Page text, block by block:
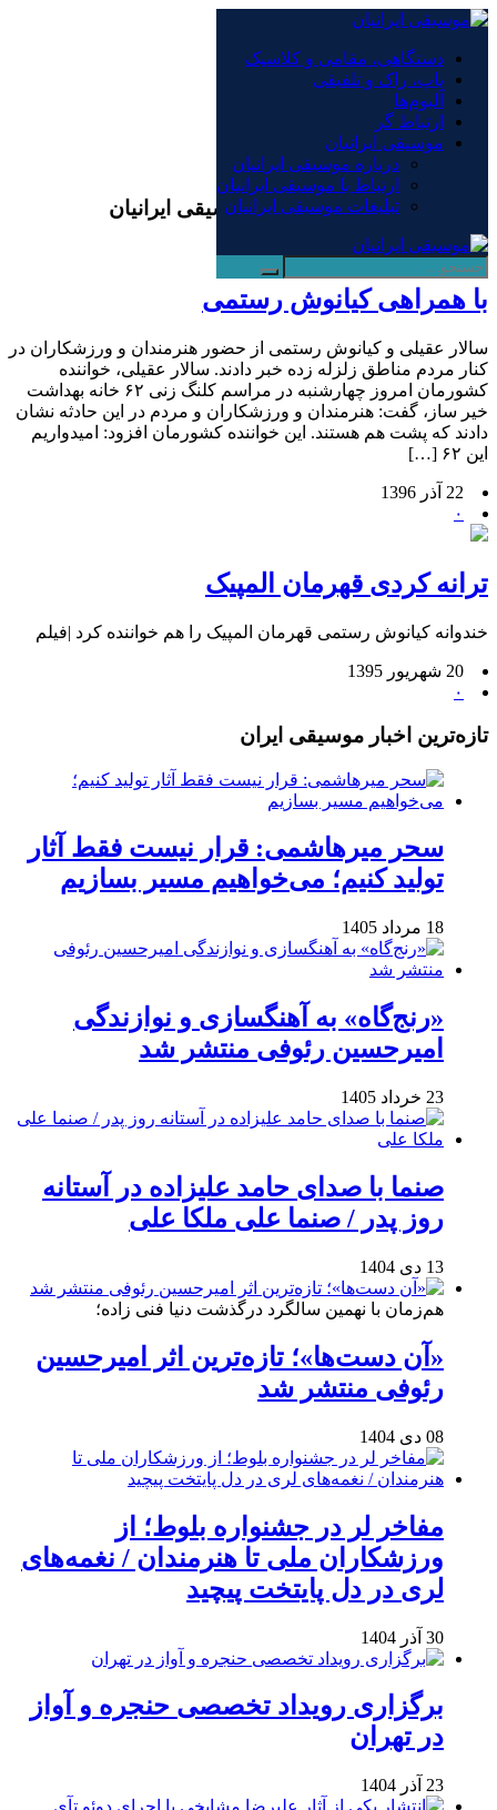
دستگاهی، مقامی و کلاسیک
پاپ، راک و تلفیقی
آلبوم‌ها
ارتباط گر
موسیقی ایرانیان
درباره موسیقی ایرانیان
ارتباط با موسیقی ایرانیان
تبلیغات موسیقی ایرانیان
×
دستگاهی، مقامی و کلاسیک
پاپ، راک و تلفیقی
آلبوم‌ها
ارتباط گر
موسیقی ایرانیان
بایگانی‌ها کیانوش رستمی - موسیقی ایرانیان
با همراهی کیانوش رستمی
سالار عقیلی و کیانوش رستمی از حضور هنرمندان و ورزشکاران در
کنار مردم مناطق زلزله زده خبر دادند. سالار عقیلی، خواننده
کشورمان امروز چهارشنبه در مراسم کلنگ زنی ۶۲ خانه بهداشت
خیر ساز، گفت: هنرمندان و ورزشکاران و مردم در این حادثه نشان
دادند که پشت هم هستند. این خواننده کشورمان افزود: امیدواریم
این ۶۲ […]
22 آذر 1396
۰
ترانه کردی قهرمان المپیک
خندوانه کیانوش رستمی قهرمان المپیک را هم خواننده کرد |فیلم
20 شهریور 1395
۰
تازه‌ترین اخبار موسیقی ایران
سحر میرهاشمی: قرار نیست فقط آثار
تولید کنیم؛ می‌خواهیم مسیر بسازیم
18 مرداد 1405
«رنج‌گاه» به آهنگسازی و نوازندگی
امیرحسین رئوفی منتشر شد
23 خرداد 1405
صنما با صدای حامد علیزاده در آستانه
روز پدر / صنما علی ملکا علی
13 دی 1404
هم‌زمان با نهمین سالگرد درگذشت دنیا فنی زاده؛
«آن دست‌ها»؛ تازه‌ترین اثر امیرحسین
رئوفی منتشر شد
08 دی 1404
مفاخر لر در جشنواره بلوط؛ از
ورزشکاران ملی تا هنرمندان / نغمه‌های
لری در دل پایتخت پیچید
30 آذر 1404
برگزاری رویداد تخصصی حنجره و آواز
در تهران
23 آذر 1404